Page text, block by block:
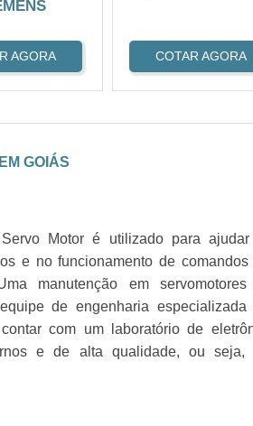
AGORA COTAR AGORA
GOIÁS
Motor é utilizado para
e no funcionamento de comandos
manutenção em
de engenharia especializada
com um laboratório de
e de alta qualidade, ou seja,